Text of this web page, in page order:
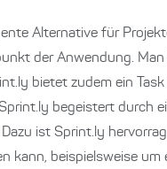
Alternative für
der Anwendung.
bietet zudem ein
begeistert durch
ist Sprint.ly
kann, beispielsweise